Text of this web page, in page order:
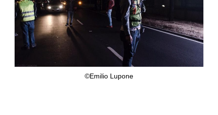
©Emilio Lupone